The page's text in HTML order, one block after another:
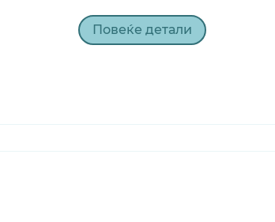
Повеќе детали